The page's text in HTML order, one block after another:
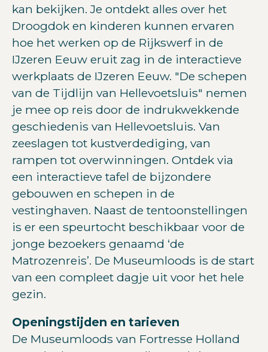
kan bekijken. Je ontdekt alles over het
Droogdok en kinderen kunnen ervaren
hoe het werken op de Rijkswerf in de
IJzeren Eeuw eruit zag in de interactieve
werkplaats de IJzeren Eeuw. "De schepen
van de Tijdlijn van Hellevoetsluis" nemen
je mee op reis door de indrukwekkende
geschiedenis van Hellevoetsluis. Van
zeeslagen tot kustverdediging, van
rampen tot overwinningen. Ontdek via
een interactieve tafel de bijzondere
gebouwen en schepen in de
vestinghaven. Naast de tentoonstellingen
is er een speurtocht beschikbaar voor de
jonge bezoekers genaamd ‘de
Matrozenreis’. De Museumloods is de start
van een compleet dagje uit voor het hele
gezin.
Openingstijden en tarieven
De Museumloods van Fortresse Holland